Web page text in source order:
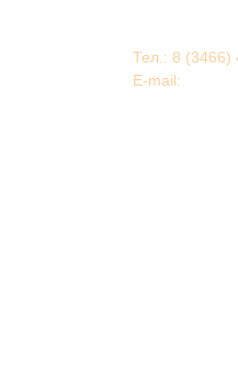
Тел.: 8 (3466)
E-mail: